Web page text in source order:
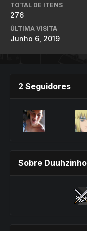
TOTAL DE ITENS
276
ÚLTIMA VISITA
Junho 6, 2019
2 Seguidores
Sobre